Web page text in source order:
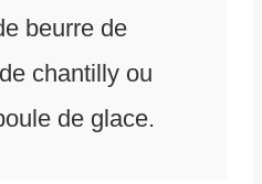
beurre de
chantilly ou
de glace.